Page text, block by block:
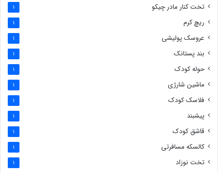
تخت کنار مادر چیکو 1
ریچ کرم 1
عروسک پولیشی 1
بند پستانک 1
حوله کودک 1
ماشین شارژی 1
فلاسک کودک 1
پیشبند 1
قاشق کودک 1
کالسکه مسافرتی 1
تخت نوزاد 1